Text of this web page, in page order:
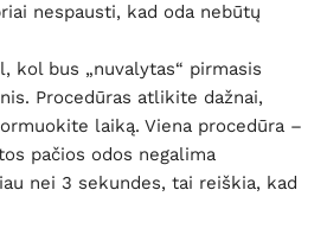
nespausti, kad oda nebūtų
kol bus „nuvalytas“ pirmasis
Procedūras atlikite dažnai,
laiką. Viena procedūra –
pačios odos negalima
nei 3 sekundes, tai reiškia, kad